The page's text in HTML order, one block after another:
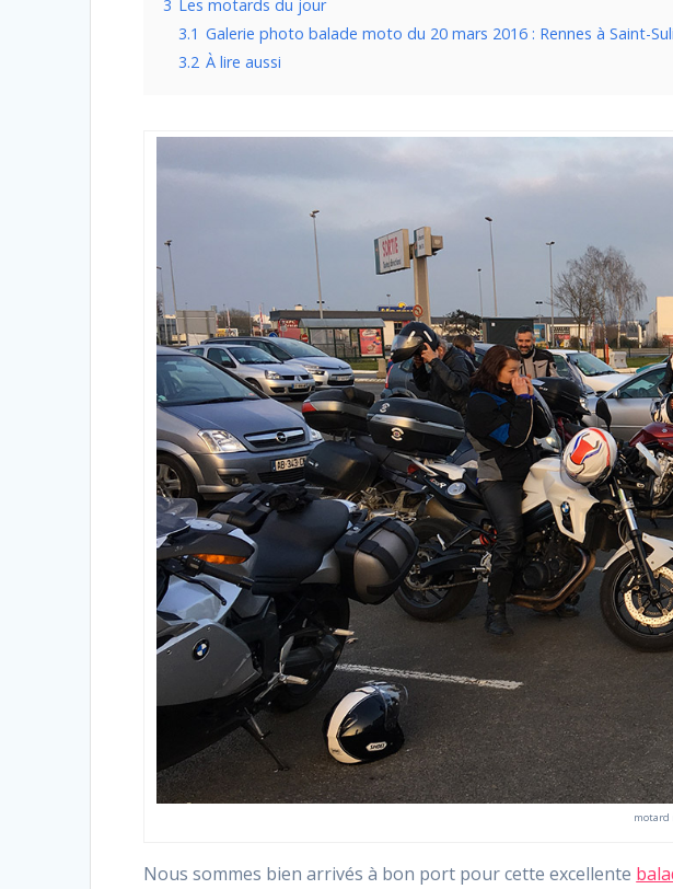
3 Les motards du jour
3.1 Galerie photo balade moto du 20 mars 2016 : Rennes à Saint-
3.2 À lire aussi
motard
Nous sommes bien arrivés à bon port pour cette excellente